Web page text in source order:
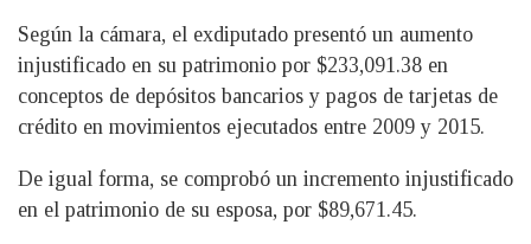
Según la cámara, el exdiputado presentó un aumento
injustificado en su patrimonio por $233,091.38 en
conceptos de depósitos bancarios y pagos de tarjetas de
crédito en movimientos ejecutados entre 2009 y 2015.
De igual forma, se comprobó un incremento injustificado
en el patrimonio de su esposa, por $89,671.45.